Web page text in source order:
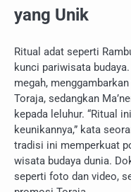
yang Unik
Ritual adat seperti
kunci pariwisata
megah,
Toraja, sedangkan
kepada leluhur. “Ritual
keunikannya,” kata
tradisi ini memperkuat
wisata budaya dunia.
seperti foto dan video,